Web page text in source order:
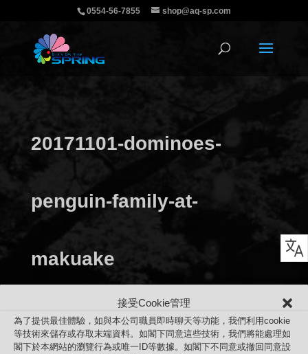
接受Cookie管理
為了提供最佳體驗，如與本公司職員即時聊天等功能，我們利用cookie
等技術來儲存或存取末端資料。如閣下同意這些技術，我們將能處理如
閣下於本網站的瀏覽行為或唯一ID等數據。如閣下不同意或撤回同意設
0554-56-7855 shop@aq-sp.com
20171101-dominoes-
penguin-family-at-
makuake